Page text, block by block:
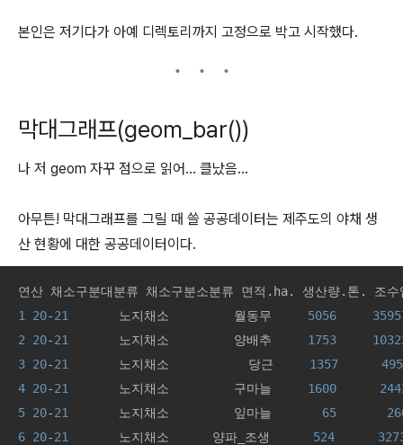
본인은 저기다가 아예 디렉토리까지 고정으로 박고 시작했다.
막대그래프(geom_bar())
나 저 geom 자꾸 점으로 읽어... 클났음...
아무튼! 막대그래프를 그릴 때 쓸 공공데이터는 제주도의 야채 생
산 현황에 대한 공공데이터이다.
1 20-21
       노지채소         월동무
5056
2
20-21
       노지채소         양배추
1753
3 20-21
       노지채소           당근
1357
4 20-21
       노지채소         구마늘
1600
5 20-21
       노지채소         잎마늘
65
6 20-21
       노지채소      양파_조생
524